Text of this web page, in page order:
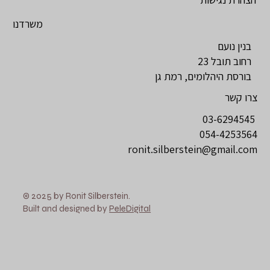
משרדנו
בנין נועם
רחוב תובל 23
בורסת היהלומים, רמת גן
צרו קשר
054-4253564
ronit.silberstein@gmail.com
© 2025 by Ronit Silberstein.
Built and designed by PeleDigital